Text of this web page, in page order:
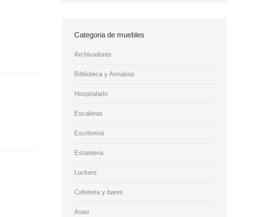
Categoria de muebles
Archivadores
Biblioteca y Armarios
Hospitalario
Escaleras
Escritorios
Estanteria
Lockers
Cafeteria y bares
Aseo